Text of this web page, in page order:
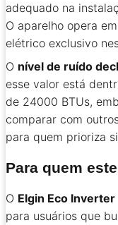
adequado na
O aparelho opera em
elétrico exclusivo
O nível de ruído
esse valor está
de 24000 BTUs,
comparar com
para quem prioriza
Para quem
O Elgin Eco
para usuários que